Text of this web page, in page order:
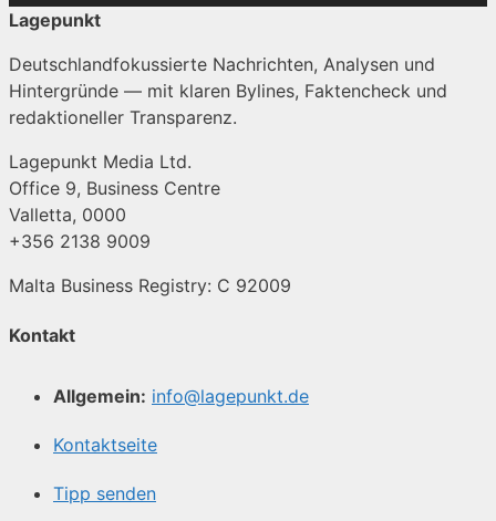
Lagepunkt
Deutschlandfokussierte Nachrichten, Analysen und
Hintergründe — mit klaren Bylines, Faktencheck und
redaktioneller Transparenz.
Lagepunkt Media Ltd.
Office 9, Business Centre
Valletta, 0000
+356 2138 9009
Malta Business Registry: C 92009
Kontakt
Allgemein: info@lagepunkt.de
Kontaktseite
Tipp senden